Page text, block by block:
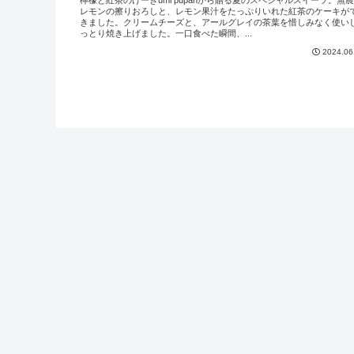
レモンの擦りおろしと、レモン果汁をたっぷりいれた紅茶のケーキが
きました。クリームチーズと、アールグレイの茶葉を惜しみなく使い
っとり焼き上げました。一口食べた瞬間、...